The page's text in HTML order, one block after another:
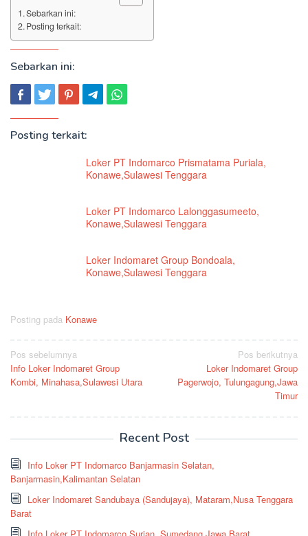
Sebarkan ini:
Posting terkait:
Sebarkan ini:
Posting terkait:
Loker PT Indomarco Prismatama Puriala,
Konawe,Sulawesi Tenggara
Loker PT Indomarco Lalonggasumeeto,
Konawe,Sulawesi Tenggara
Loker Indomaret Group Bondoala,
Konawe,Sulawesi Tenggara
Posting pada Konawe
Navigasi
pos
Pos sebelumnya
Info Loker Indomaret Group
Kombi, Minahasa,Sulawesi Utara
Pos berikutnya
Loker Indomaret Group
Pagerwojo, Tulungagung,Jawa
Timur
Recent Post
Info Loker PT Indomarco Banjarmasin Selatan,
Banjarmasin,Kalimantan Selatan
Loker Indomaret Sandubaya (Sandujaya), Mataram,Nusa Tenggara
Barat